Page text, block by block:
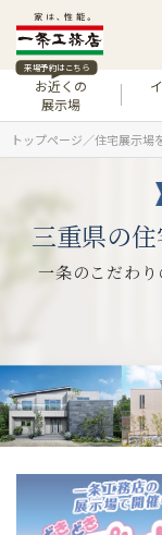
来場予約はこちら
お近くの
展示場
トップページ 住宅展示場
三重県の
一条のこだわり